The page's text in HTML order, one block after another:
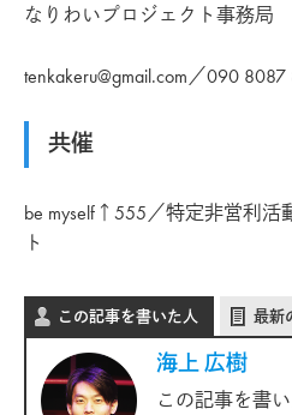
なりわいプロジェクト事務局
tenkakeru@gmail.com／090
共催
be myself↑555／特定非営利活
ト
この記事を書いた人 最新
海上 広樹
この記事を書